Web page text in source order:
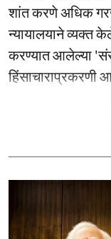
शांत करणे अधिक
न्यायालयाने व्यक्त
करण्यात आलेल्या
हिंसाचाराप्रकरणी